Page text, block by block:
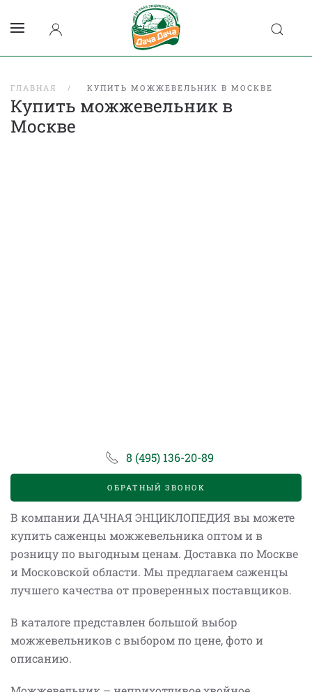
ГЛАВНАЯ КУПИТЬ МОЖЖЕВЕЛЬНИК В МОСКВЕ
Купить можжевельник в
Москве
8 (495) 136-20-89
ОБРАТНЫЙ ЗВОНОК
В компании ДАЧНАЯ ЭНЦИКЛОПЕДИЯ вы можете
купить саженцы можжевельника оптом и в
розницу по выгодным ценам. Доставка по Москве
и Московской области. Мы предлагаем саженцы
лучшего качества от проверенных поставщиков.
В каталоге представлен большой выбор
можжевельников с выбором по цене, фото и
описанию.